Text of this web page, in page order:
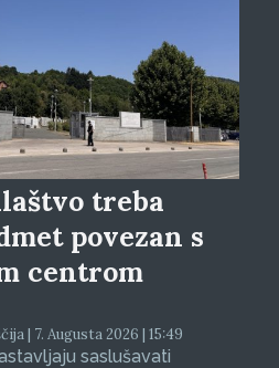
treba
povezan s
centrom
| 7. Augusta 2026 | 15:49
saslušavati